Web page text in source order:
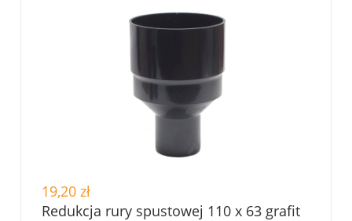
19,20 zł
Redukcja rury spustowej 110 x 63 grafit